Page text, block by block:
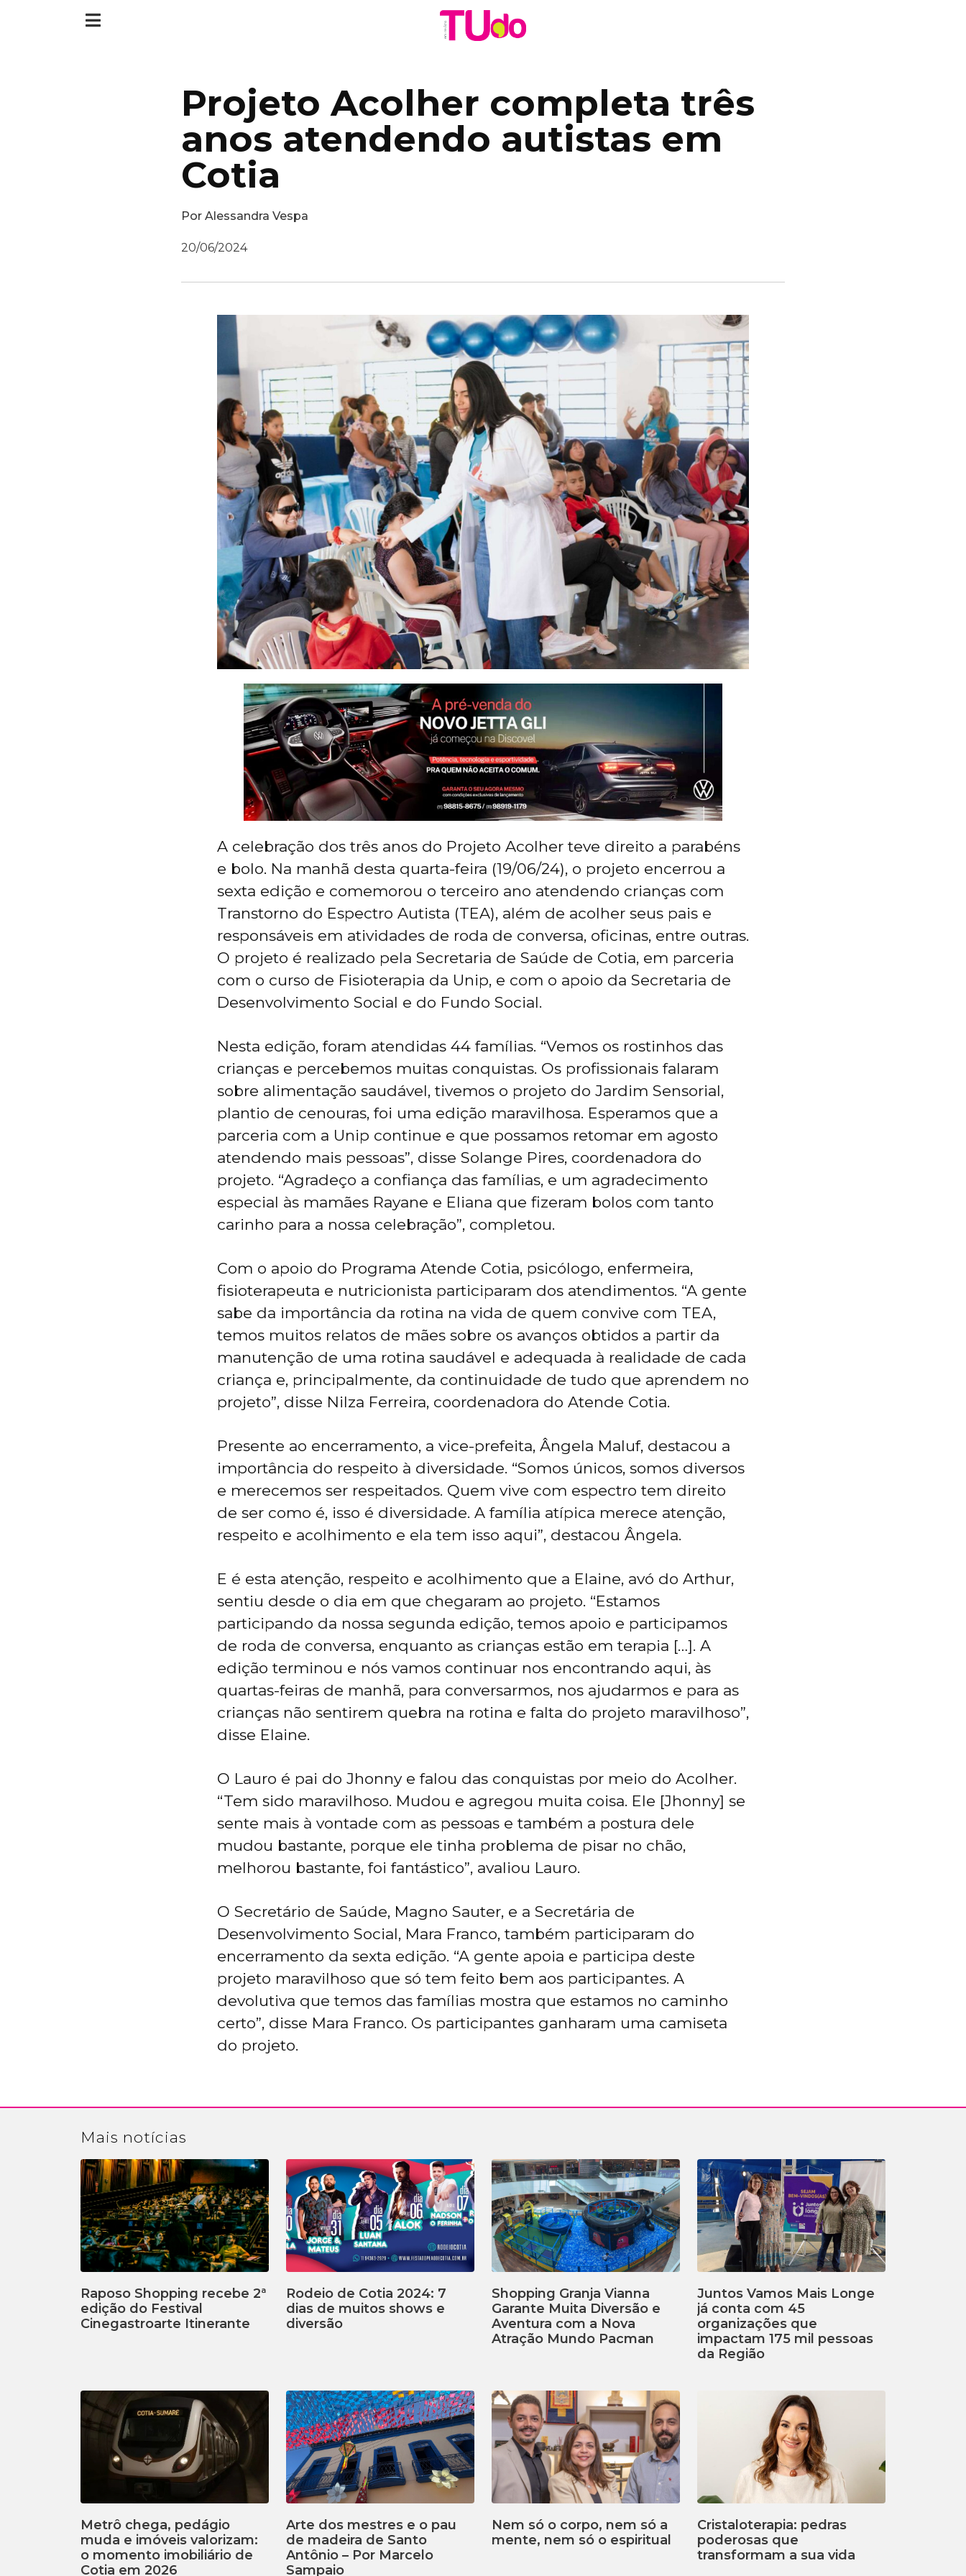
Projeto Acolher completa três
anos atendendo autistas em
Cotia
Por Alessandra Vespa
20/06/2024
A celebração dos três anos do Projeto Acolher teve direito a parabéns
e bolo. Na manhã desta quarta-feira (19/06/24), o projeto encerrou a
sexta edição e comemorou o terceiro ano atendendo crianças com
Transtorno do Espectro Autista (TEA), além de acolher seus pais e
responsáveis em atividades de roda de conversa, oficinas, entre outras.
O projeto é realizado pela Secretaria de Saúde de Cotia, em parceria
com o curso de Fisioterapia da Unip, e com o apoio da Secretaria de
Desenvolvimento Social e do Fundo Social.
Nesta edição, foram atendidas 44 famílias. “Vemos os rostinhos das
crianças e percebemos muitas conquistas. Os profissionais falaram
sobre alimentação saudável, tivemos o projeto do Jardim Sensorial,
plantio de cenouras, foi uma edição maravilhosa. Esperamos que a
parceria com a Unip continue e que possamos retomar em agosto
atendendo mais pessoas”, disse Solange Pires, coordenadora do
projeto. “Agradeço a confiança das famílias, e um agradecimento
especial às mamães Rayane e Eliana que fizeram bolos com tanto
carinho para a nossa celebração”, completou.
Com o apoio do Programa Atende Cotia, psicólogo, enfermeira,
fisioterapeuta e nutricionista participaram dos atendimentos. “A gente
sabe da importância da rotina na vida de quem convive com TEA,
temos muitos relatos de mães sobre os avanços obtidos a partir da
manutenção de uma rotina saudável e adequada à realidade de cada
criança e, principalmente, da continuidade de tudo que aprendem no
projeto”, disse Nilza Ferreira, coordenadora do Atende Cotia.
Presente ao encerramento, a vice-prefeita, Ângela Maluf, destacou a
importância do respeito à diversidade. “Somos únicos, somos diversos
e merecemos ser respeitados. Quem vive com espectro tem direito
de ser como é, isso é diversidade. A família atípica merece atenção,
respeito e acolhimento e ela tem isso aqui”, destacou Ângela.
E é esta atenção, respeito e acolhimento que a Elaine, avó do Arthur,
sentiu desde o dia em que chegaram ao projeto. “Estamos
participando da nossa segunda edição, temos apoio e participamos
de roda de conversa, enquanto as crianças estão em terapia […]. A
edição terminou e nós vamos continuar nos encontrando aqui, às
quartas-feiras de manhã, para conversarmos, nos ajudarmos e para as
crianças não sentirem quebra na rotina e falta do projeto maravilhoso”,
disse Elaine.
O Lauro é pai do Jhonny e falou das conquistas por meio do Acolher.
“Tem sido maravilhoso. Mudou e agregou muita coisa. Ele [Jhonny] se
sente mais à vontade com as pessoas e também a postura dele
mudou bastante, porque ele tinha problema de pisar no chão,
melhorou bastante, foi fantástico”, avaliou Lauro.
O Secretário de Saúde, Magno Sauter, e a Secretária de
Desenvolvimento Social, Mara Franco, também participaram do
encerramento da sexta edição. “A gente apoia e participa deste
projeto maravilhoso que só tem feito bem aos participantes. A
devolutiva que temos das famílias mostra que estamos no caminho
certo”, disse Mara Franco. Os participantes ganharam uma camiseta
do projeto.
Mais notícias
Raposo Shopping recebe 2ª
edição do Festival
Cinegastroarte Itinerante
Rodeio de Cotia 2024: 7
dias de muitos shows e
diversão
Shopping Granja Vianna
Garante Muita Diversão e
Aventura com a Nova
Atração Mundo Pacman
Juntos Vamos Mais Longe
já conta com 45
organizações que
impactam 175 mil pessoas
da Região
Metrô chega, pedágio
muda e imóveis valorizam:
o momento imobiliário de
Cotia em 2026
Arte dos mestres e o pau
de madeira de Santo
Antônio – Por Marcelo
Sampaio
Nem só o corpo, nem só a
mente, nem só o espiritual
Cristaloterapia: pedras
poderosas que
transformam a sua vida